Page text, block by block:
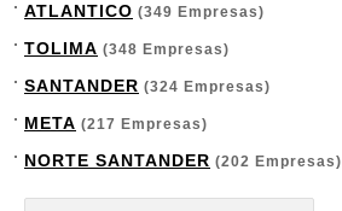
ATLANTICO (349 Empresas)
TOLIMA (348 Empresas)
SANTANDER (324 Empresas)
META (217 Empresas)
NORTE SANTANDER (202 Empresas)